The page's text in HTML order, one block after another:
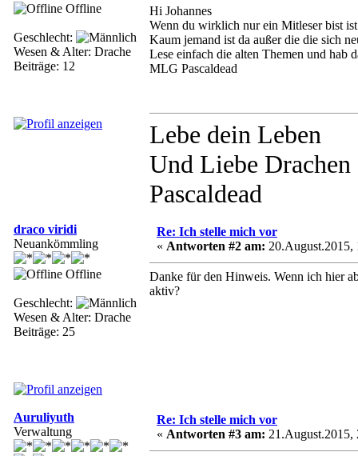
Offline
Geschlecht:
Wesen & Alter: Drache
Beiträge: 12
Hi Johannes
Wenn du wirklich nur ein Mitleser bist
Kaum jemand ist da außer die die sich
Lese einfach die alten Themen und hab
MLG Pascaldead
Lebe dein Leben
Und Liebe Drachen
Pascaldead
draco viridi
Neuankömmling
Offline
Geschlecht:
Wesen & Alter: Drache
Beiträge: 25
Re: Ich stelle mich vor
« Antworten #2 am: 20.August.2015,
Danke für den Hinweis. Wenn ich hier
aktiv?
Auruliyuth
Verwaltung
Re: Ich stelle mich vor
« Antworten #3 am: 21.August.2015,